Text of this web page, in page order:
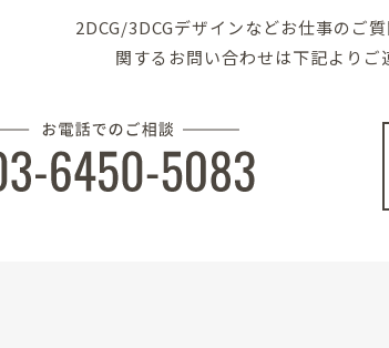
2DCG/3DCGデザインなどお仕事のご
関する お問い合わせは下記よりご